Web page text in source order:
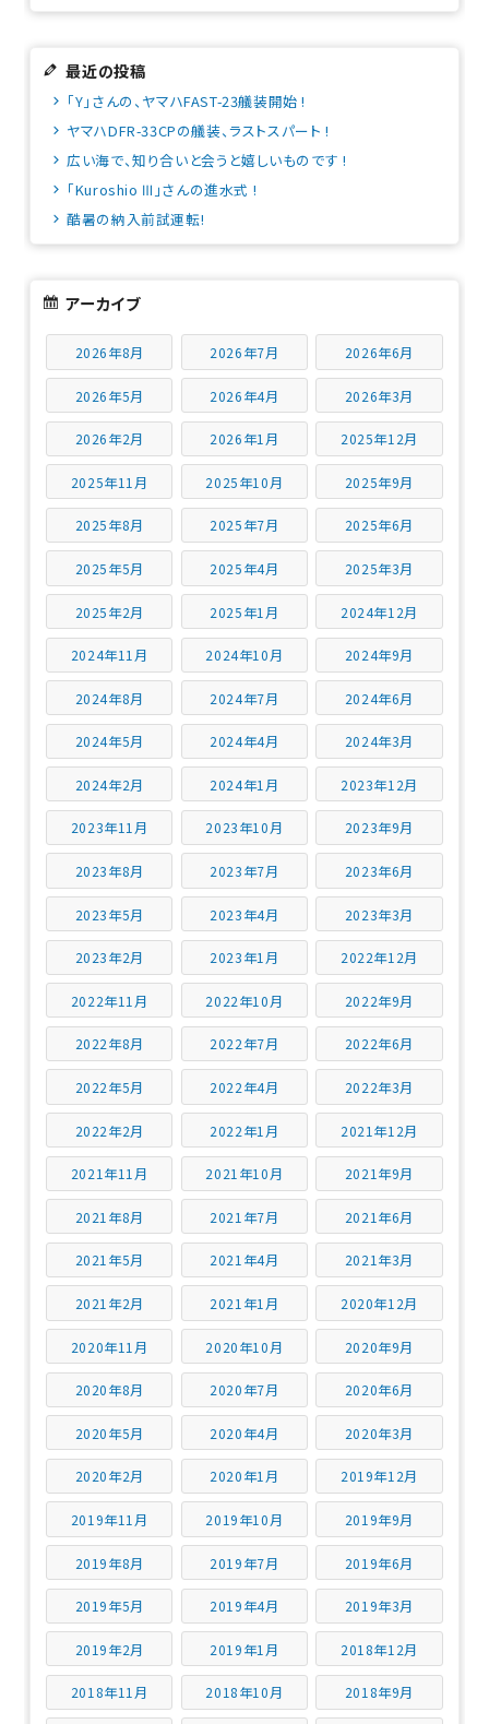
最近の投稿
「Y」さんの、ヤマハFAST-23艤装開始 !
ヤマハDFR-33CPの艤装、ラストスパート !
広い海で、知り合いと会うと嬉しいものです !
「Kuroshio Ⅲ」さんの進水式 !
酷暑の納入前試運転!
アーカイブ
2026年8月 2026年7月 2026年6月
2026年5月 2026年4月 2026年3月
2026年2月 2026年1月 2025年12月
2025年11月 2025年10月 2025年9月
2025年8月 2025年7月 2025年6月
2025年5月 2025年4月 2025年3月
2025年2月 2025年1月 2024年12月
2024年11月 2024年10月 2024年9月
2024年8月 2024年7月 2024年6月
2024年5月 2024年4月 2024年3月
2024年2月 2024年1月 2023年12月
2023年11月 2023年10月 2023年9月
2023年8月 2023年7月 2023年6月
2023年5月 2023年4月 2023年3月
2023年2月 2023年1月 2022年12月
2022年11月 2022年10月 2022年9月
2022年8月 2022年7月 2022年6月
2022年5月 2022年4月 2022年3月
2022年2月 2022年1月 2021年12月
2021年11月 2021年10月 2021年9月
2021年8月 2021年7月 2021年6月
2021年5月 2021年4月 2021年3月
2021年2月 2021年1月 2020年12月
2020年11月 2020年10月 2020年9月
2020年8月 2020年7月 2020年6月
2020年5月 2020年4月 2020年3月
2020年2月 2020年1月 2019年12月
2019年11月 2019年10月 2019年9月
2019年8月 2019年7月 2019年6月
2019年5月 2019年4月 2019年3月
2019年2月 2019年1月 2018年12月
2018年11月 2018年10月 2018年9月